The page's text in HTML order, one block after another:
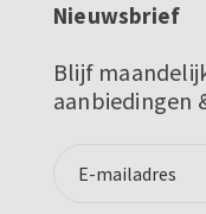
Nieuwsbrief
Blijf
aanbiedingen